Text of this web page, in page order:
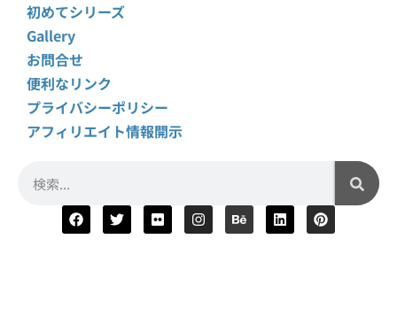
初めてシリーズ
Gallery
お問合せ
便利なリンク
プライバシーポリシー
アフィリエイト情報開示